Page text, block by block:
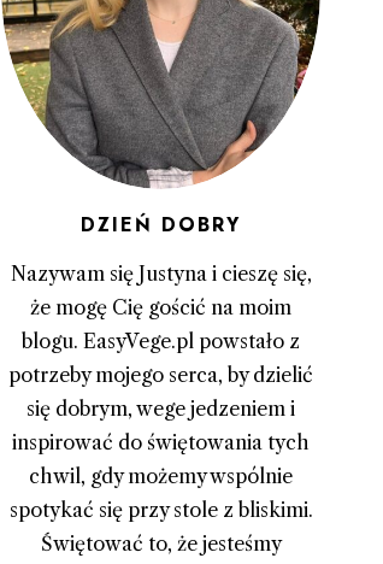
DZIEŃ DOBRY
Nazywam się Justyna i cieszę się,
że mogę Cię gościć na moim
blogu. EasyVege.pl powstało z
potrzeby mojego serca, by dzielić
się dobrym, wege jedzeniem i
inspirować do świętowania tych
chwil, gdy możemy wspólnie
spotykać się przy stole z bliskimi.
Świętować to, że jesteśmy